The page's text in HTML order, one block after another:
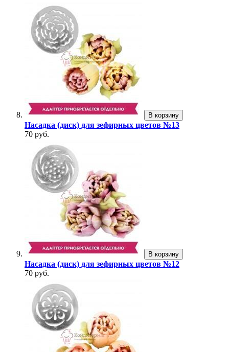
В корзину
Насадка (диск) для зефирных цветов №13
70 руб.
В корзину
Насадка (диск) для зефирных цветов №12
70 руб.